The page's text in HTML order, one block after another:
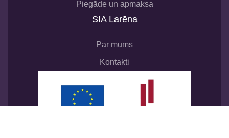
Piegāde un apmaksa
SIA Larēna
Par mums
Kontakti